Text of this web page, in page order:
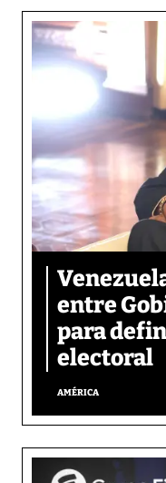
entre
para
electoral
AMÉRICA